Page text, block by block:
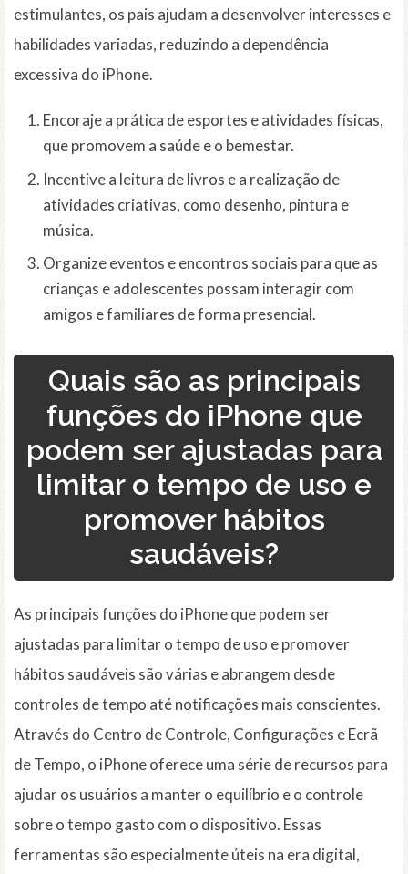
estimulantes, os pais ajudam a desenvolver interesses e
habilidades variadas, reduzindo a dependência
excessiva do iPhone.
Encoraje a prática de esportes e atividades físicas,
que promovem a saúde e o bemestar.
Incentive a leitura de livros e a realização de
atividades criativas, como desenho, pintura e
música.
Organize eventos e encontros sociais para que as
crianças e adolescentes possam interagir com
amigos e familiares de forma presencial.
Quais são as principais
funções do iPhone que
podem ser ajustadas para
limitar o tempo de uso e
promover hábitos
saudáveis?
As principais funções do iPhone que podem ser
ajustadas para limitar o tempo de uso e promover
hábitos saudáveis são várias e abrangem desde
controles de tempo até notificações mais conscientes.
Através do Centro de Controle, Configurações e Ecrã
de Tempo, o iPhone oferece uma série de recursos para
ajudar os usuários a manter o equilíbrio e o controle
sobre o tempo gasto com o dispositivo. Essas
ferramentas são especialmente úteis na era digital,